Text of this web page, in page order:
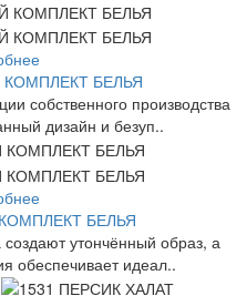
КОМПЛЕКТ БЕЛЬЯ
собственного производства
дизайн и безуп..
БЕЛЬЯ
создают утончённый образ, а
обеспечивает идеал..